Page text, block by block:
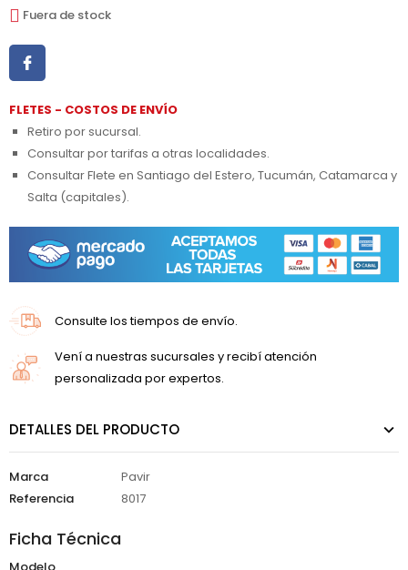
Fuera de stock
FLETES - COSTOS DE ENVÍO
Retiro por sucursal.
Consultar por tarifas a otras localidades.
Consultar Flete en Santiago del Estero, Tucumán, Catamarca y
Salta (capitales).
Consulte los tiempos de envío.
Vení a nuestras sucursales y recibí atención
personalizada por expertos.
DETALLES DEL PRODUCTO
Marca
Pavir
Referencia
8017
Ficha Técnica